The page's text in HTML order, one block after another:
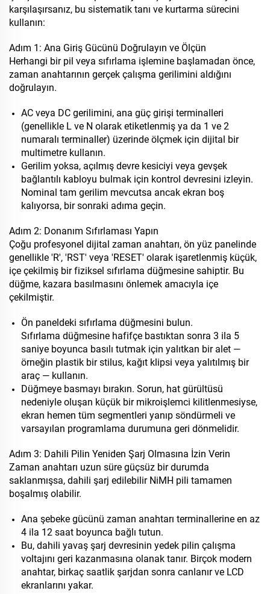
karşılaşırsanız, bu sistematik tanı ve kurtarma sürecini
kullanın:
Adım 1: Ana Giriş Gücünü Doğrulayın ve Ölçün
Herhangi bir pil veya sıfırlama işlemine başlamadan önce,
zaman anahtarının gerçek çalışma gerilimini aldığını
doğrulayın.
AC veya DC gerilimini, ana güç girişi terminalleri
(genellikle L ve N olarak etiketlenmiş ya da 1 ve 2
numaralı terminaller) üzerinde ölçmek için dijital bir
multimetre kullanın.
Gerilim yoksa, açılmış devre kesiciyi veya gevşek
bağlantılı kabloyu bulmak için kontrol devresini izleyin.
Nominal tam gerilim mevcutsa ancak ekran boş
kalıyorsa, bir sonraki adıma geçin.
Adım 2: Donanım Sıfırlaması Yapın
Çoğu profesyonel dijital zaman anahtarı, ön yüz panelinde
genellikle 'R', 'RST' veya 'RESET' olarak işaretlenmiş küçük,
içe çekilmiş bir fiziksel sıfırlama düğmesine sahiptir. Bu
düğme, kazara basılmasını önlemek amacıyla içe
çekilmiştir.
Ön paneldeki sıfırlama düğmesini bulun.
Sıfırlama düğmesine hafifçe bastıktan sonra 3 ila 5
saniye boyunca basılı tutmak için yalıtkan bir alet —
örneğin plastik bir stilus, kağıt klipsi veya yalıtılmış bir
araç — kullanın.
Düğmeye basmayı bırakın. Sorun, hat gürültüsü
nedeniyle oluşan küçük bir mikroişlemci kilitlenmesiyse,
ekran hemen tüm segmentleri yanıp söndürmeli ve
varsayılan programlama durumuna geri dönmelidir.
Adım 3: Dahili Pilin Yeniden Şarj Olmasına İzin Verin
Zaman anahtarı uzun süre güçsüz bir durumda
saklanmışsa, dahili şarj edilebilir NiMH pili tamamen
boşalmış olabilir.
Ana şebeke gücünü zaman anahtarı terminallerine en az
4 ila 12 saat boyunca bağlı tutun.
Bu, dahili yavaş şarj devresinin yedek pilin çalışma
voltajını geri kazanmasına olanak tanır. Birçok modern
anahtar, birkaç saatlik şarjdan sonra canlanır ve LCD
ekranlarını yakar.